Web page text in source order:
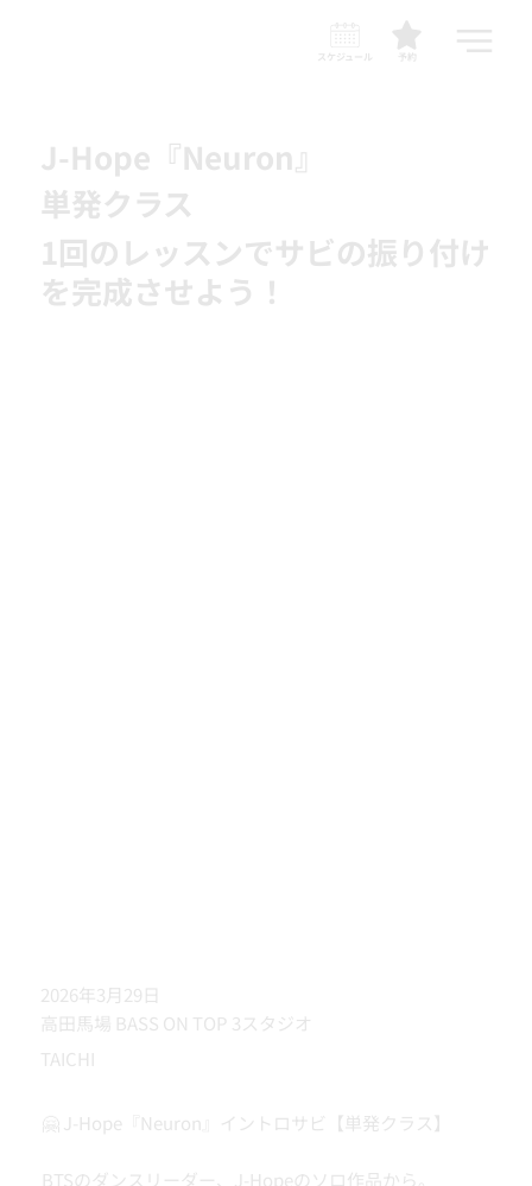
予約
スケジュール
J-Hope『Neuron』
単発クラス
1回のレッスンでサビの振り付け
を完成させよう！
2026年3月29日
高田馬場 BASS ON TOP 3スタジオ
TAICHI
🤗 J-Hope『Neuron』イントロサビ【単発クラス】
BTSのダンスリーダー、J-Hopeのソロ作品から。